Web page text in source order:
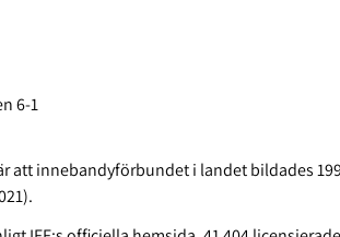
6-1
innebandyförbundet i landet bildades